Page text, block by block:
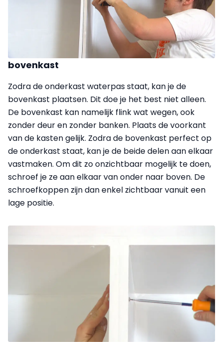
bovenkast
Zodra de onderkast waterpas staat, kan je de
bovenkast plaatsen. Dit doe je het best niet alleen.
De bovenkast kan namelijk flink wat wegen, ook
zonder deur en zonder banken. Plaats de voorkant
van de kasten gelijk. Zodra de bovenkast perfect op
de onderkast staat, kan je de beide delen aan elkaar
vastmaken. Om dit zo onzichtbaar mogelijk te doen,
schroef je ze aan elkaar van onder naar boven. De
schroefkoppen zijn dan enkel zichtbaar vanuit een
lage positie.